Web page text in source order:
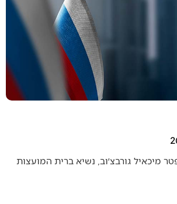
מיכאיל גורבצ׳וב, נשיא ברית המועצות